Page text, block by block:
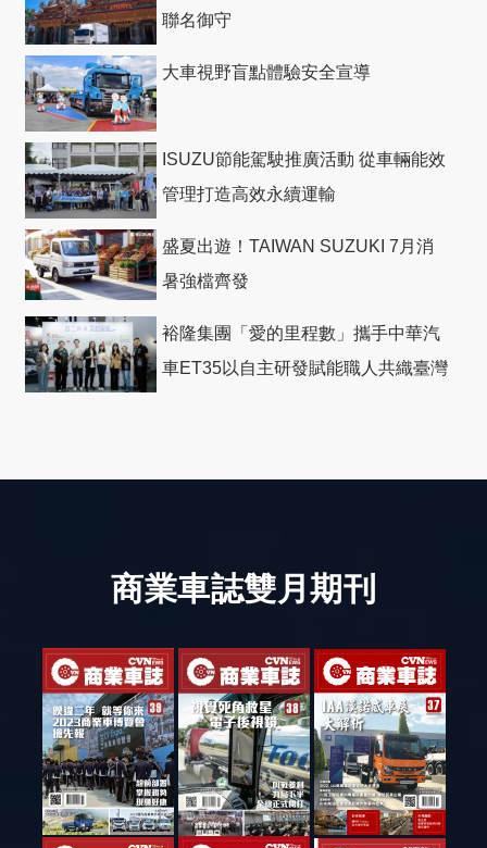
聯名御守
大車視野盲點體驗安全宣導
ISUZU節能駕駛推廣活動 從車輛能效
管理打造高效永續運輸
盛夏出遊！TAIWAN SUZUKI 7月消
暑強檔齊發
裕隆集團「愛的里程數」攜手中華汽
車ET35以自主研發賦能職人共織臺灣
商業車誌雙月期刊